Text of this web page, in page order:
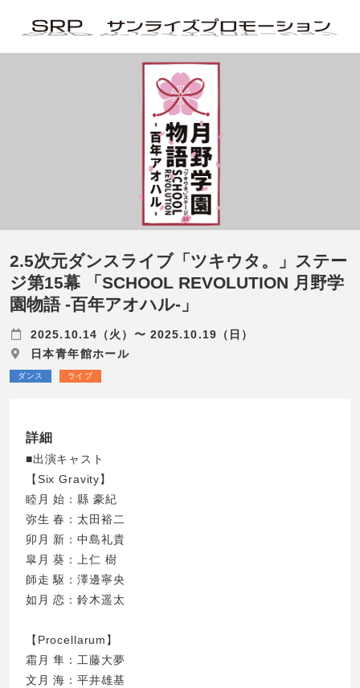
2.5次元ダンスライブ「ツキウタ。」ステー
ジ第15幕 「SCHOOL REVOLUTION 月野学
園物語 -百年アオハル-」
2025.10.14（火）〜 2025.10.19（日）
日本青年館ホール
ダンス ライブ
詳細
■出演キャスト
【Six Gravity】
睦月 始：縣 豪紀
弥生 春：太田裕二
卯月 新：中島礼貴
皐月 葵：上仁 樹
師走 駆：澤邊寧央
如月 恋：鈴木遥太
【Procellarum】
霜月 隼：工藤大夢
文月 海：平井雄基